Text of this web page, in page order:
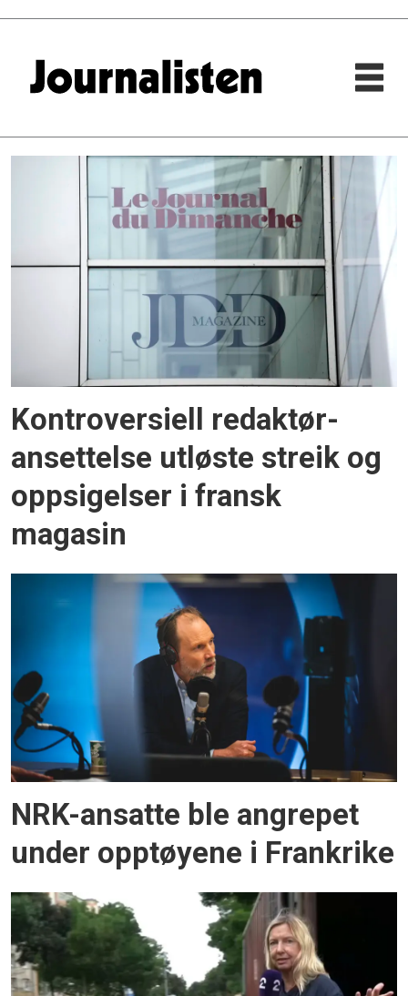
frankrike
Kontroversiell redaktør-
ansettelse utløste streik og
oppsigelser i fransk
magasin
NRK-ansatte ble angrepet
under opptøyene i Frankrike